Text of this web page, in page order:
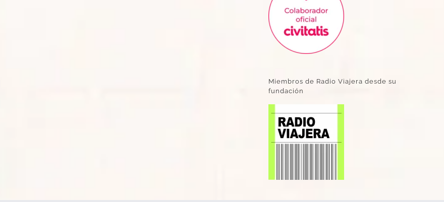
Miembros de Radio Viajera desde su
fundación